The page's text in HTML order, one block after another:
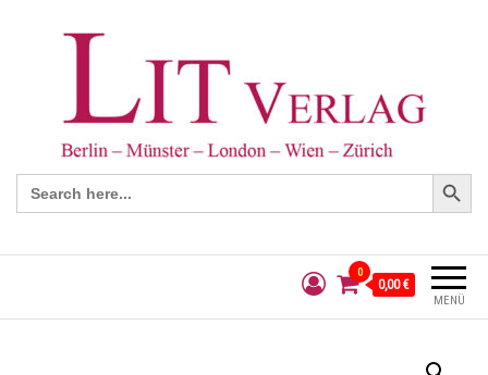
Search
for:
Search Button
MENÜ
0
0,00 €